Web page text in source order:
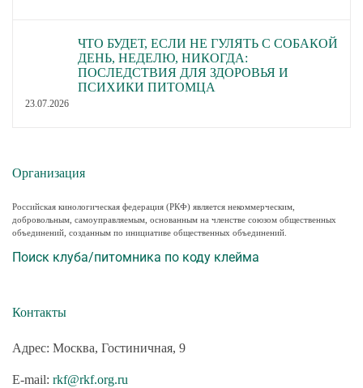
ЧТО БУДЕТ, ЕСЛИ НЕ ГУЛЯТЬ С СОБАКОЙ
ДЕНЬ, НЕДЕЛЮ, НИКОГДА:
ПОСЛЕДСТВИЯ ДЛЯ ЗДОРОВЬЯ И
ПСИХИКИ ПИТОМЦА
23.07.2026
Организация
Российская кинологическая федерация (РКФ) является некоммерческим,
добровольным, самоуправляемым, основанным на членстве союзом общественных
объединений, созданным по инициативе общественных объединений.
Поиск клуба/питомника по коду клейма
Контакты
Адрес: Москва, Гостиничная, 9
E-mail: rkf@rkf.org.ru